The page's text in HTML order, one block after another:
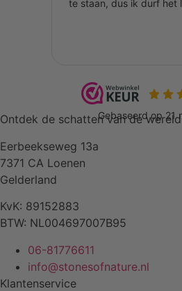
Ontdek de schatten van de wereld
Eerbeekseweg 13a
7371 CA Loenen
Gelderland
KvK: 89152883
BTW: NL004697007B95
06-81776611
info@stonesofnature.nl
Klantenservice